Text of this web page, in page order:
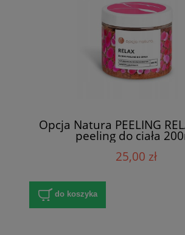
Opcja Natura PEELING
peeling do ciała
25,00 zł
do koszyka